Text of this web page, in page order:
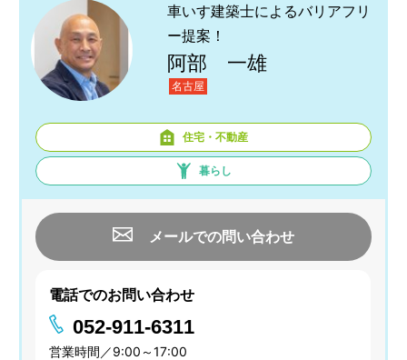
車いす建築士によるバリアフリ
ー提案！
阿部 一雄
名古屋
住宅・不動産
暮らし
メールでの問い合わせ
電話でのお問い合わせ
052-911-6311
営業時間／9:00～17:00